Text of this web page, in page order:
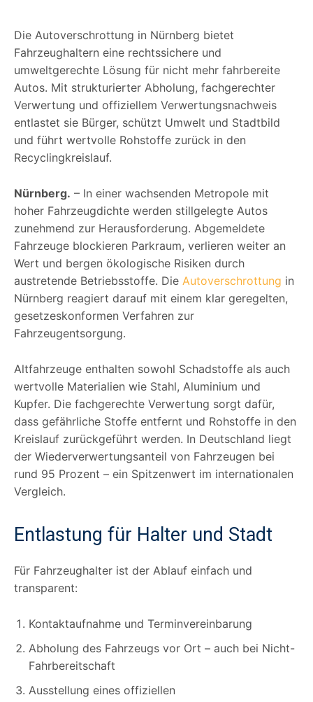
Die Autoverschrottung in Nürnberg bietet
Fahrzeughaltern eine rechtssichere und
umweltgerechte Lösung für nicht mehr fahrbereite
Autos. Mit strukturierter Abholung, fachgerechter
Verwertung und offiziellem Verwertungsnachweis
entlastet sie Bürger, schützt Umwelt und Stadtbild
und führt wertvolle Rohstoffe zurück in den
Recyclingkreislauf.
Nürnberg. – In einer wachsenden Metropole mit
hoher Fahrzeugdichte werden stillgelegte Autos
zunehmend zur Herausforderung. Abgemeldete
Fahrzeuge blockieren Parkraum, verlieren weiter an
Wert und bergen ökologische Risiken durch
austretende Betriebsstoffe. Die Autoverschrottung in
Nürnberg reagiert darauf mit einem klar geregelten,
gesetzeskonformen Verfahren zur
Fahrzeugentsorgung.
Altfahrzeuge enthalten sowohl Schadstoffe als auch
wertvolle Materialien wie Stahl, Aluminium und
Kupfer. Die fachgerechte Verwertung sorgt dafür,
dass gefährliche Stoffe entfernt und Rohstoffe in den
Kreislauf zurückgeführt werden. In Deutschland liegt
der Wiederverwertungsanteil von Fahrzeugen bei
rund 95 Prozent – ein Spitzenwert im internationalen
Vergleich.
Entlastung für Halter und Stadt
Für Fahrzeughalter ist der Ablauf einfach und
transparent:
Kontaktaufnahme und Terminvereinbarung
Abholung des Fahrzeugs vor Ort – auch bei Nicht-
Fahrbereitschaft
Ausstellung eines offiziellen